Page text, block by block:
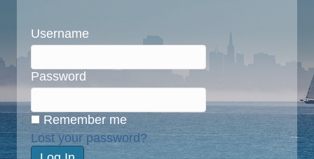
Username
Password
Remember me
Lost your password?